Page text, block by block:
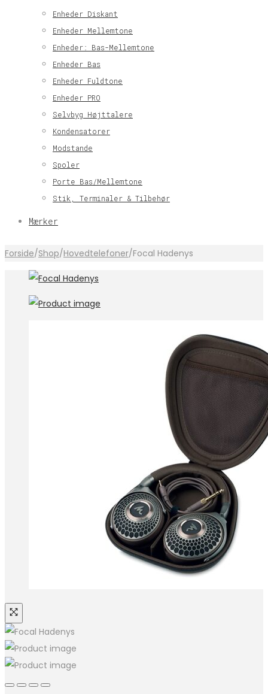
Enheder Diskant
Enheder Mellemtone
Enheder: Bas-Mellemtone
Enheder Bas
Enheder Fuldtone
Enheder PRO
Selvbyg Højttalere
Kondensatorer
Modstande
Spoler
Porte Bas/Mellemtone
Stik, Terminaler & Tilbehør
Mærker
Forside/Shop/Hovedtelefoner/Focal Hadenys